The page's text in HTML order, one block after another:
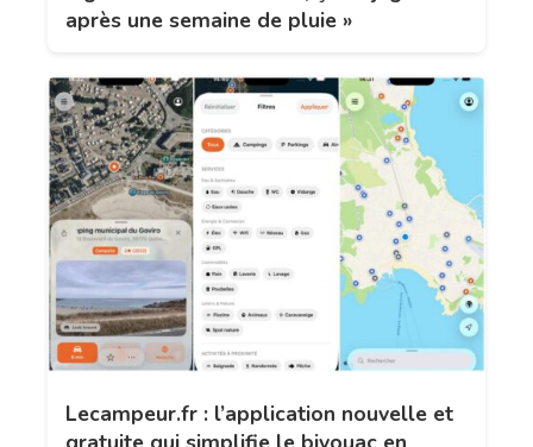
après une semaine de pluie »
Lecampeur.fr : l’application nouvelle et